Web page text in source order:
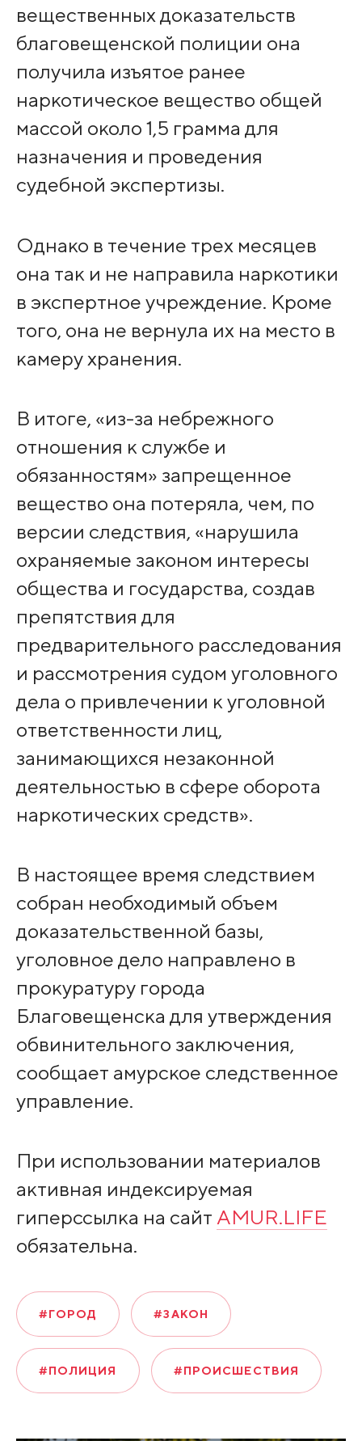
вещественных доказательств
благовещенской полиции она
получила изъятое ранее
наркотическое вещество общей
массой около 1,5 грамма для
назначения и проведения
судебной экспертизы.
Однако в течение трех месяцев
она так и не направила наркотики
в экспертное учреждение. Кроме
того, она не вернула их на место в
камеру хранения.
В итоге, «из-за небрежного
отношения к службе и
обязанностям» запрещенное
вещество она потеряла, чем, по
версии следствия, «нарушила
охраняемые законом интересы
общества и государства, создав
препятствия для
предварительного расследования
и рассмотрения судом уголовного
дела о привлечении к уголовной
ответственности лиц,
занимающихся незаконной
деятельностью в сфере оборота
наркотических средств».
В настоящее время следствием
собран необходимый объем
доказательственной базы,
уголовное дело направлено в
прокуратуру города
Благовещенска для утверждения
обвинительного заключения,
сообщает амурское следственное
управление.
При использовании материалов
активная индексируемая
гиперссылка на сайт AMUR.LIFE
обязательна.
#ГОРОД #ЗАКОН
#ПОЛИЦИЯ #ПРОИСШЕСТВИЯ